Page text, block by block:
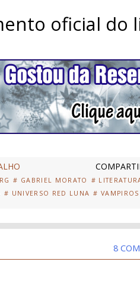
oficial do
# GABRIEL MORATO
#
# UNIVERSO RED LUNA # VAMPIROS
8